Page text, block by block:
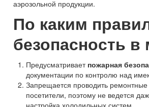
аэрозольной продукции.
По каким
безопасность в
Предусматривает пожарная
документации по контролю над
Запрещается проводить
посетители, поэтому не ведется